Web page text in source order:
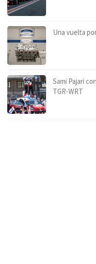
Una vuelta
Sami Pajari
TGR-WRT